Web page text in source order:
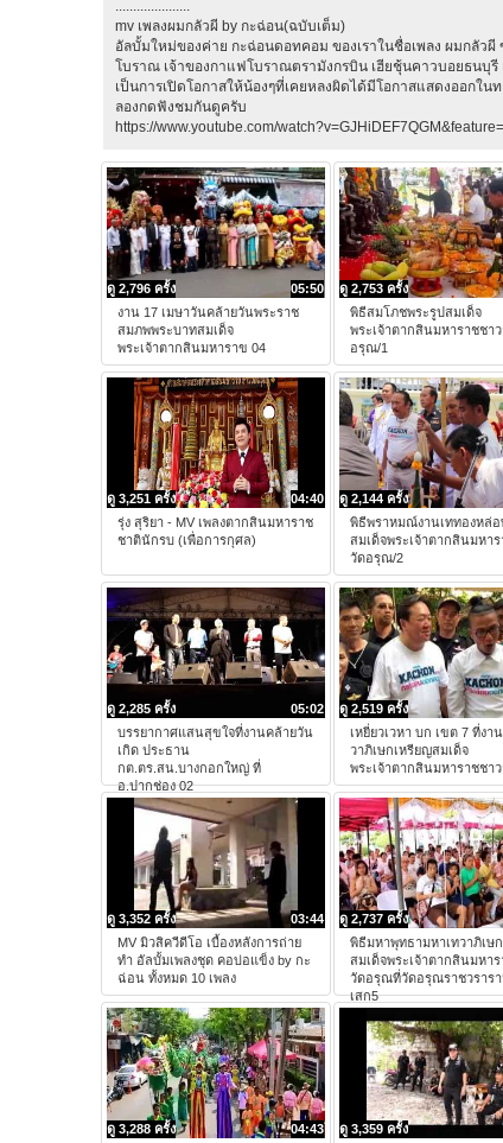
mv เพลงผมกลัวผี by กะฉ่อน(ฉบับเต็ม)
อัลบั้มใหม่ของค่าย กะฉ่อนดอทคอม ของเราในชื่อเพลง ผมกลัว
โบราณ เจ้าของกาแฟโบราณตรามังกรบิน เฮียชุ้นคาวบอยธนบุ
เป็นการเปิดโอกาสให้น้องๆที่เคยหลงผิดได้มีโอกาสแสดงออกใ
ลองกดฟังชมกันดูครับ
https://www.youtube.com/
05:50
ดู 2,796 ครั้ง
งาน 17 เมษาวันคล้ายวันพระราช
สมภพพระบาทสมเด็จ
พระเจ้าตากสินมหาราข 04
ดู 2,753 ครั้ง
พิธีสมโภชพระรูปสมเด็จ
พระเจ้าตากสินมหาราชชา
อรุณ/1
04:40
ดู 3,251 ครั้ง
รุ่ง สุริยา - MV เพลงตากสินมหาราช
ชาตินักรบ (เพื่อการกุศล)
ดู 2,144 ครั้ง
พิธีพราหมณ์งานเททองหล่อ
สมเด็จพระเจ้าตากสินมหา
วัดอรุณ/2
05:02
ดู 2,285 ครั้ง
บรรยากาศแสนสุขใจที่งานคล้ายวัน
เกิด ประธาน
กต.ตร.สน.บางกอกใหญ่ ที่
อ.ปากช่อง 02
ดู 2,519 ครั้ง
เหยี่ยวเวหา บก เขต 7 ที่งา
วาภิเษกเหรียญสมเด็จ
พระเจ้าตากสินมหาราชชา
03:44
ดู 3,352 ครั้ง
MV มิวสิควีดีโอ เบื้องหลังการถ่าย
ทำ อัลบั้มเพลงชุด คอบ่อแข็ง by กะ
ฉ่อน ทั้งหมด 10 เพลง
ดู 2,737 ครั้ง
พิธีมหาพุทธามหาเทวาภิเษก
สมเด็จพระเจ้าตากสินมหา
วัดอรุณที่วัดอรุณราชวราร
เสก5
04:43
ดู 3,288 ครั้ง
ดู 3,359 ครั้ง